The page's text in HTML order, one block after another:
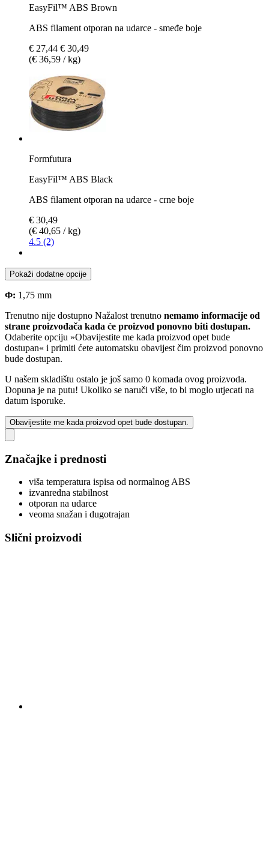
EasyFil™ ABS Brown
ABS filament otporan na udarce - smeđe boje
€ 27,44 € 30,49
(€ 36,59 / kg)
Formfutura
EasyFil™ ABS Black
ABS filament otporan na udarce - crne boje
€ 30,49
(€ 40,65 / kg)
4.5 (2)
Pokaži dodatne opcije
Φ: 1,75 mm
Trenutno nije dostupno Nažalost trenutno nemamo informacije od
strane proizvođača kada će proizvod ponovno biti dostupan.
Odaberite opciju »Obavijestite me kada proizvod opet bude
dostupan« i primiti ćete automatsku obavijest čim proizvod ponovno
bude dostupan.
U našem skladištu ostalo je još samo 0 komada ovog proizvoda.
Dopuna je na putu! Ukoliko se naruči više, to bi moglo utjecati na
datum isporuke.
Obavijestite me kada proizvod opet bude dostupan.
Značajke i prednosti
viša temperatura ispisa od normalnog ABS
izvanredna stabilnost
otporan na udarce
veoma snažan i dugotrajan
Slični proizvodi